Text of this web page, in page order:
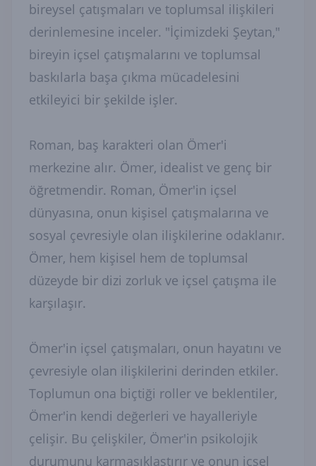
bireysel çatışmaları ve toplumsal ilişkileri
derinlemesine inceler. "İçimizdeki Şeytan,"
bireyin içsel çatışmalarını ve toplumsal
baskılarla başa çıkma mücadelesini
etkileyici bir şekilde işler.
Roman, baş karakteri olan Ömer'i
merkezine alır. Ömer, idealist ve genç bir
öğretmendir. Roman, Ömer'in içsel
dünyasına, onun kişisel çatışmalarına ve
sosyal çevresiyle olan ilişkilerine odaklanır.
Ömer, hem kişisel hem de toplumsal
düzeyde bir dizi zorluk ve içsel çatışma ile
karşılaşır.
Ömer'in içsel çatışmaları, onun hayatını ve
çevresiyle olan ilişkilerini derinden etkiler.
Toplumun ona biçtiği roller ve beklentiler,
Ömer'in kendi değerleri ve hayalleriyle
çelişir. Bu çelişkiler, Ömer'in psikolojik
durumunu karmaşıklaştırır ve onun içsel